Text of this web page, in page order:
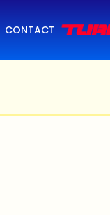
CONTACT